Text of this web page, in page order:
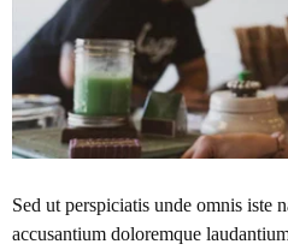
Sed ut perspiciatis unde omnis iste
accusantium doloremque